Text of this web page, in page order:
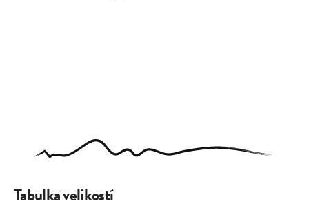
Tabulka velikostí